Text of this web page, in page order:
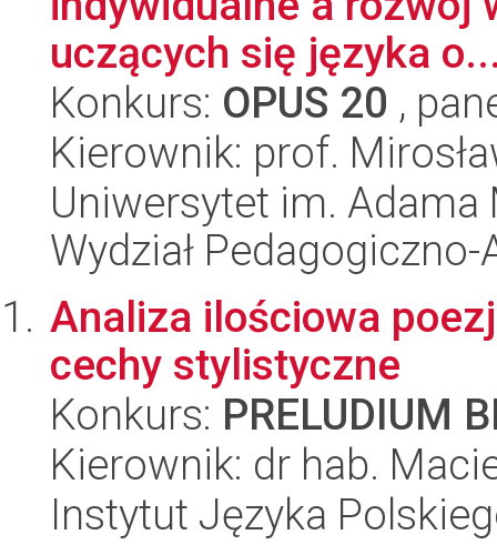
uczących się języka
Konkurs: OPUS 20 ,
Kierownik: prof.
Uniwersytet im.
Wydział
Analiza ilościowa
cechy stylistyczne
Konkurs: PRELUDIUM
Kierownik: dr hab.
Instytut Języka